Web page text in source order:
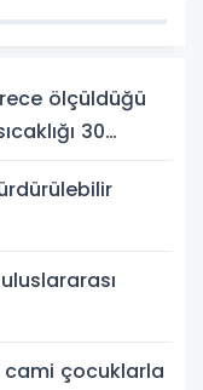
ölçüldüğü
30
cami çocuklarla